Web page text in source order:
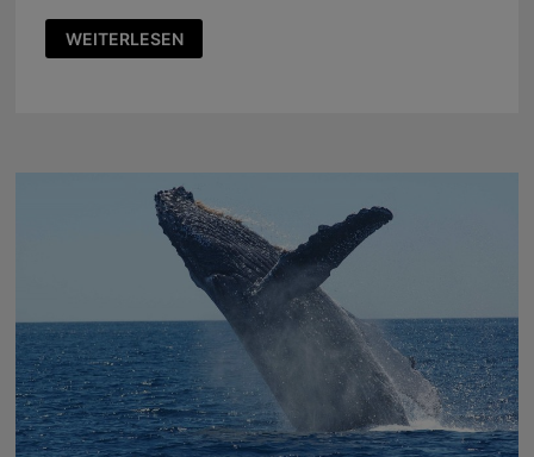
EXPEDITIONS-
KREUZFAHRTEN
RUND
WEITERLESEN